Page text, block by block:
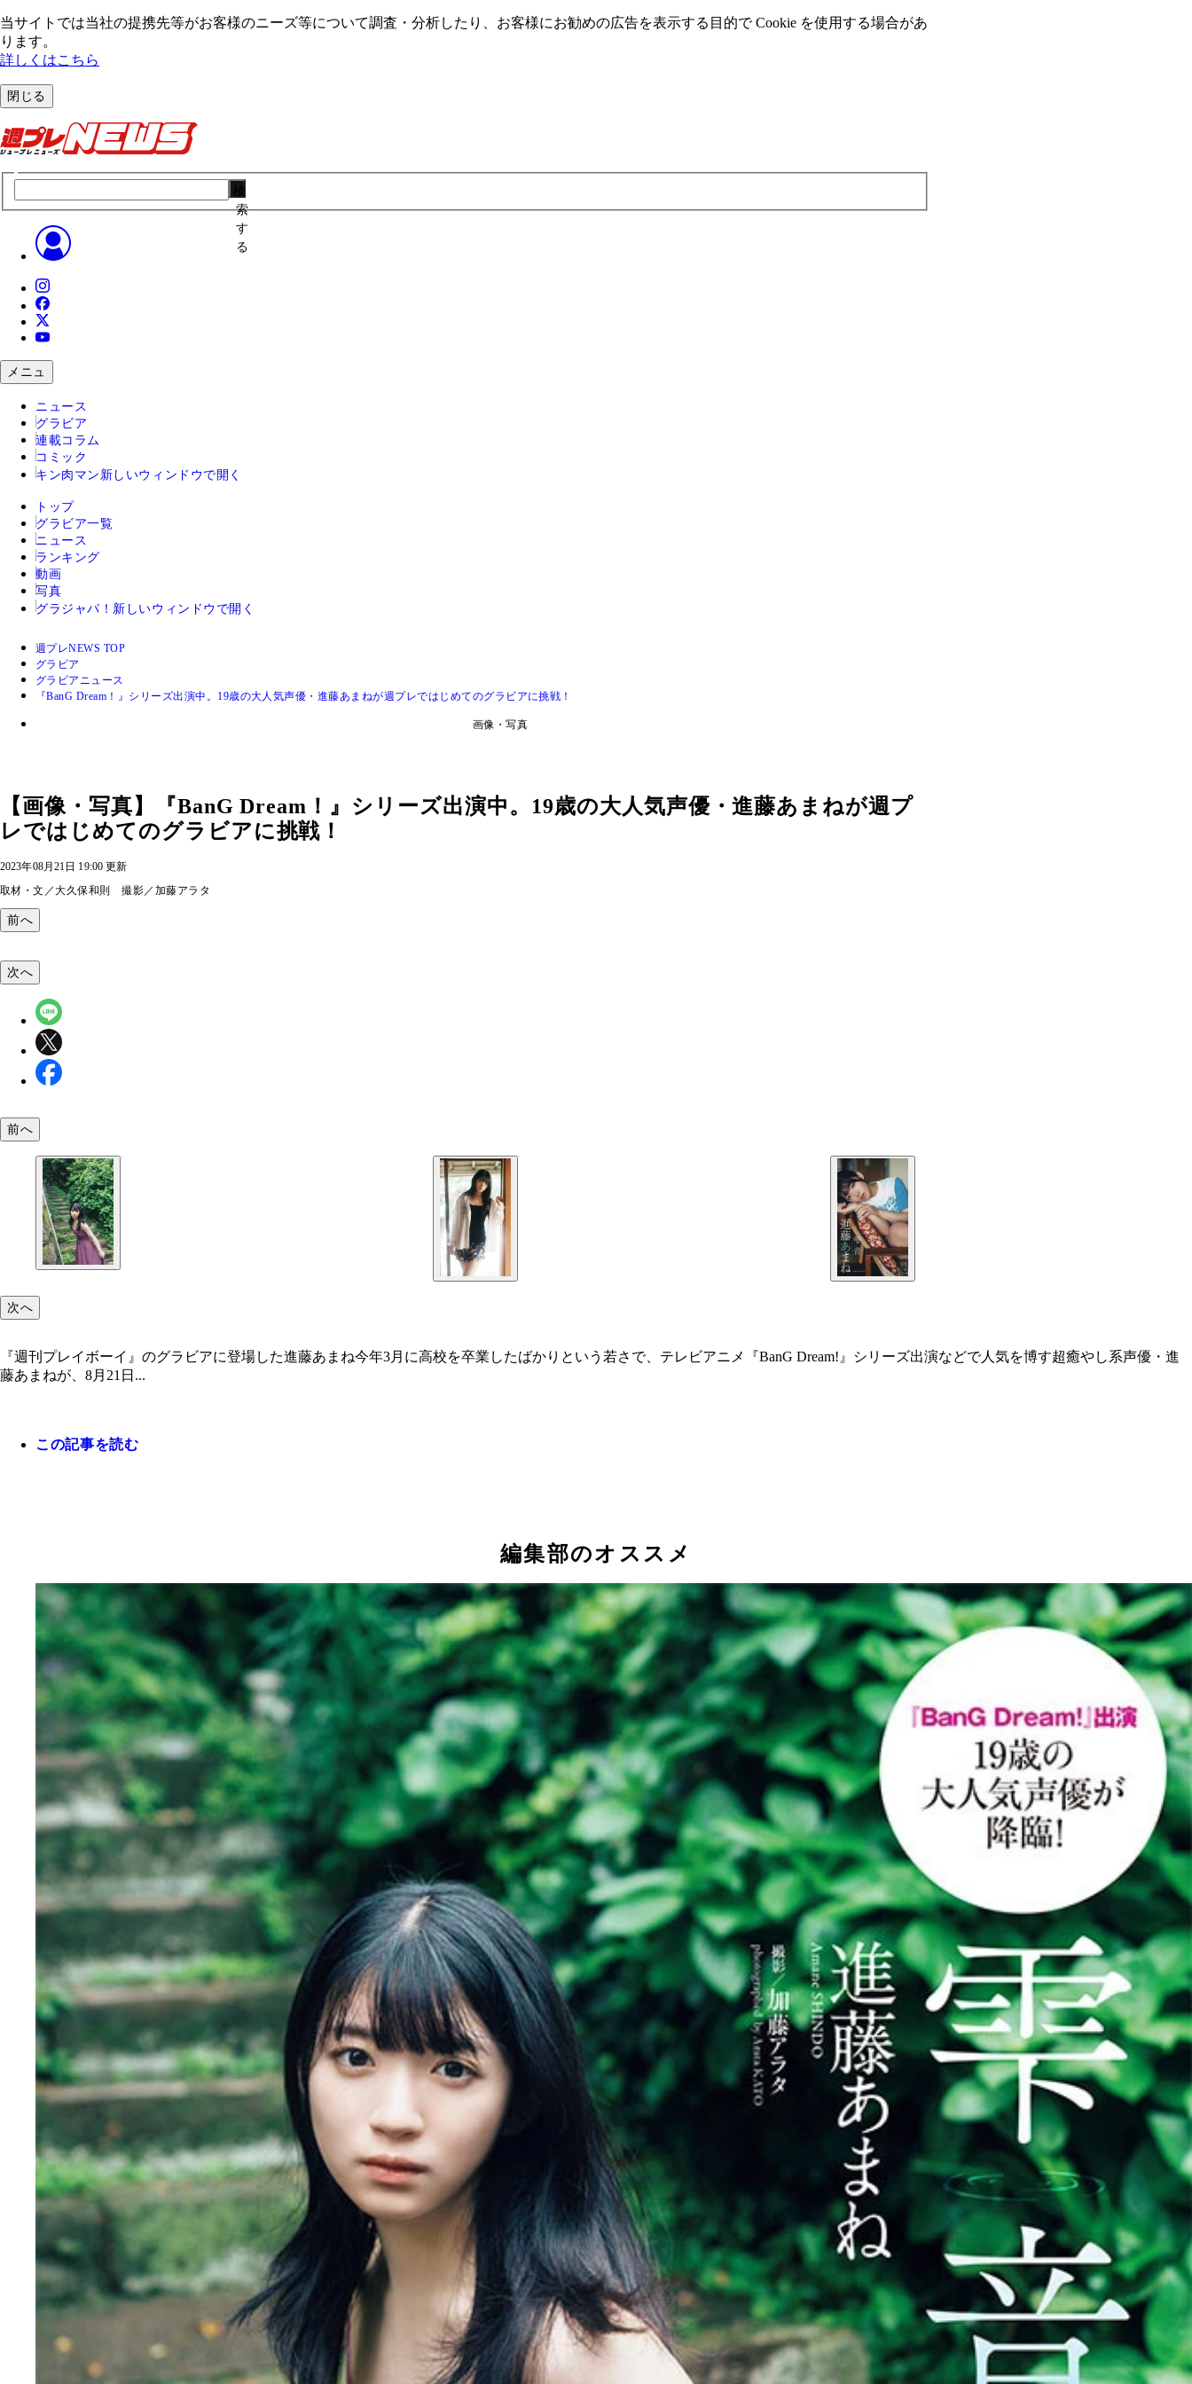
当サイトでは当社の提携先等がお客様のニーズ等について調査・分析したり、お客様にお勧めの広告を表⽰する⽬的で Cookie を使⽤する場合があ
ります。
詳しくはこちら
閉じる
索
す
る
メニュ
ニュース
グラビア
連載コラム
コミック
キン肉マン 新しいウィンドウで開く
トップ
グラビア一覧
ニュース
ランキング
動画
写真
グラジャパ！ 新しいウィンドウで開く
週プレNEWS TOP
グラビア
グラビアニュース
『BanG Dream！』シリーズ出演中。19歳の大人気声優・進藤あまねが週プレではじめてのグラビアに挑戦！
画像・写真
【画像・写真】『BanG Dream！』シリーズ出演中。19歳の大人気声優・進藤あまねが週プ
レではじめてのグラビアに挑戦！
2023年08月21日 19:00 更新
取材・文／大久保和則 撮影／加藤アラタ
前へ
次へ
前へ
次へ
『週刊プレイボーイ』のグラビアに登場した進藤あまね今年3月に高校を卒業したばかりという若さで、テレビアニメ『BanG Dream!』シリーズ出演などで人気を博す超癒やし系声優・進
藤あまねが、8月21日...
この記事を読む
編集部のオススメ